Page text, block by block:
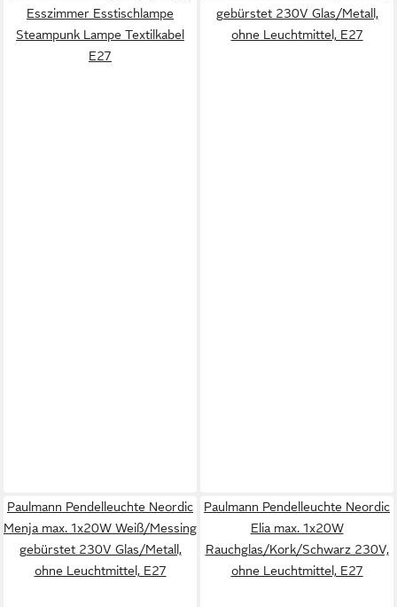
Esszimmer Esstischlampe
Steampunk Lampe Textilkabel
E27
gebürstet 230V Glas/Metall,
ohne Leuchtmittel, E27
Paulmann Pendelleuchte Neordic
Menja max. 1x20W Weiß/Messing
gebürstet 230V Glas/Metall,
ohne Leuchtmittel, E27
Paulmann Pendelleuchte Neordic
Elia max. 1x20W
Rauchglas/Kork/Schwarz 230V,
ohne Leuchtmittel, E27